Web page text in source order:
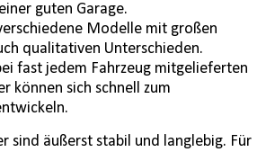
guten Garage.
Modelle mit großen
qualitativen Unterschieden.
fast jedem Fahrzeug mitgelieferten
können sich schnell zum
sind äußerst stabil und langlebig. Für